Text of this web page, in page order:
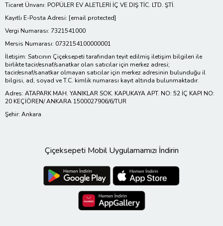
Ticaret Ünvanı: POPÜLER EV ALETLERİ İÇ VE DIŞ TİC. LTD. ŞTİ.
Kayıtlı E-Posta Adresi: [email protected]
Vergi Numarası: 7321541000
Mersis Numarası: 0732154100000001
İletişim: Satıcının Çiçeksepeti tarafından teyit edilmiş iletişim bilgileri ile
birlikte tacir/esnaf/sanatkar olan satıcılar için merkez adresi;
tacir/esnaf/sanatkar olmayan satıcılar için merkez adresinin bulunduğu il
bilgisi, ad, soyad ve T.C. kimlik numarası kayıt altında bulunmaktadır.
Adres: ATAPARK MAH. YANIKLAR SOK. KAPUKAYA APT. NO: 52 İÇ KAPI NO:
20 KEÇİÖREN/ ANKARA 1500027906/6/TUR
Şehir: Ankara
Çiçeksepeti Mobil Uygulamamızı İndirin